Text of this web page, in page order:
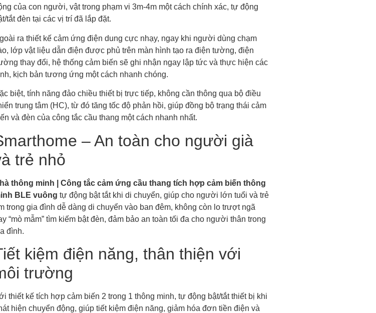
của con người, vật trong phạm vi 3m-4m một cách chính xác, tự động
tắt đèn tại các vị trí đã lắp đặt.
ra thiết kế cảm ứng điện dung cực nhạy, ngay khi người dùng chạm
lớp vật liệu dẫn điện được phủ trên màn hình tạo ra điện tường, điện
thay đổi, hệ thống cảm biến sẽ ghi nhận ngay lập tức và thực hiện các
kịch bản tương ứng một cách nhanh chóng.
biệt, tính năng đảo chiều thiết bị trực tiếp, không cần thông qua bộ điều
trung tâm (HC), từ đó tăng tốc độ phản hồi, giúp đồng bộ trạng thái cảm
và đèn của công tắc cầu thang một cách nhanh nhất.
– An toàn cho người già
trẻ nhỏ
thông minh | Công tắc cảm ứng cầu thang tích hợp cảm biến thông
BLE vuông tự động bật tắt khi di chuyển, giúp cho người lớn tuổi và trẻ
trong gia đình dễ dàng di chuyển vào ban đêm, không còn lo trượt ngã
“mò mẫm” tìm kiếm bật đèn, đảm bảo an toàn tối đa cho người thân trong
đình.
kiệm điện năng, thân thiện với
trường
thiết kế tích hợp cảm biến 2 trong 1 thông minh, tự động bật/tắt thiết bị khi
hiện chuyển động, giúp tiết kiệm điện năng, giảm hóa đơn tiền điện và